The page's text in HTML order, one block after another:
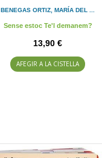
BENEGAS ORTIZ, MARÍA DEL ...
Sense estoc Te'l demanem?
13,90 €
AFEGIR A LA CISTELLA